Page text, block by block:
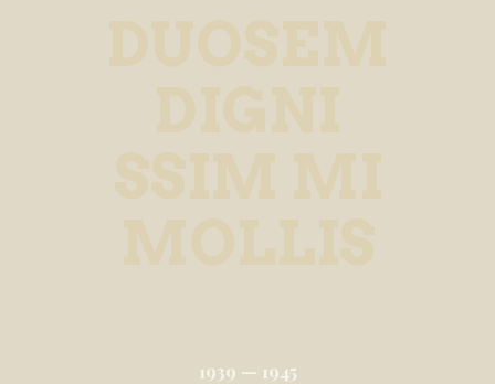
1939 — 1945